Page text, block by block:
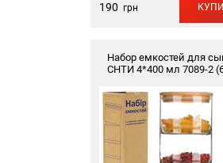
190 грн
Набор емкостей для
СНТИ 4*400 мл 7089-2